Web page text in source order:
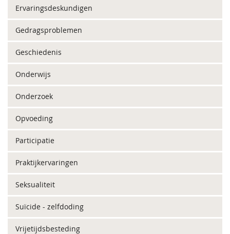
Ervaringsdeskundigen
Gedragsproblemen
Geschiedenis
Onderwijs
Onderzoek
Opvoeding
Participatie
Praktijkervaringen
Seksualiteit
Suïcide - zelfdoding
Vrijetijdsbesteding